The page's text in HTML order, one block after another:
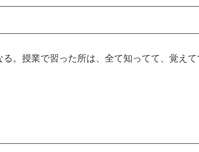
。授業で習った所は、全て知ってて、覚えて